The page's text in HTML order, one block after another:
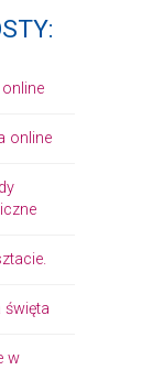
online
w